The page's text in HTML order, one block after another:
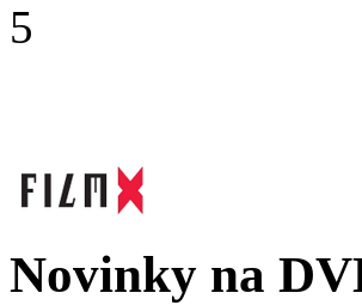
5
Novinky na